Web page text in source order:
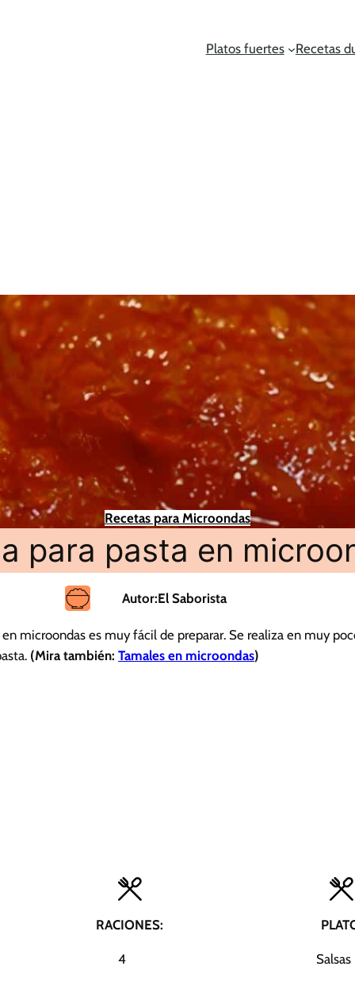
Platos fuertes Recetas
Recetas para Microondas
para pasta en
Autor:El Saborista
en microondas es muy fácil de preparar. Se realiza en muy
(Mira también: Tamales en microondas)
RACIONES:
4 Salsas